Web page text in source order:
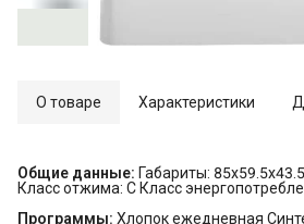
О товаре Характеристики
Общие данные: Габариты:
Класс отжима: C Класс
Программы: Хлопок ежедневная